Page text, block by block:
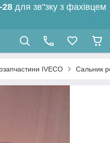
28 для зв"зку з фахівцем
IVECO Сальник